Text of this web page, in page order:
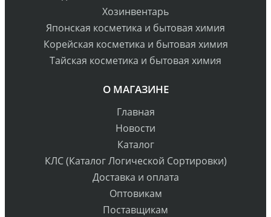
Хозинвентарь
Японская косметика и бытовая химия
Корейская косметика и бытовая химия
Тайская косметика и бытовая химия
О МАГАЗИНЕ
Главная
Новости
Каталог
КЛС (Каталог Логической Сортировки)
Доставка и оплата
Оптовикам
Поставщикам